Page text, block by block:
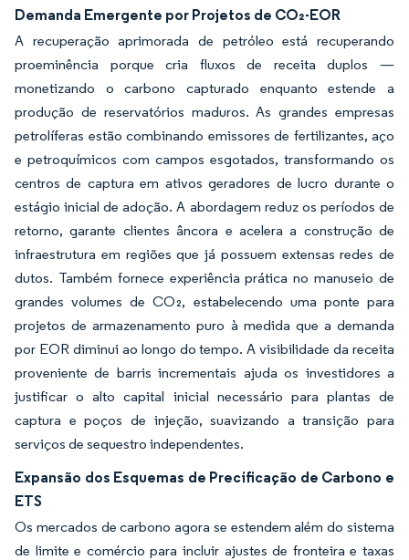
Demanda Emergente por Projetos de CO₂-EOR
A recuperação aprimorada de petróleo está recuperando
proeminência porque cria fluxos de receita duplos —
monetizando o carbono capturado enquanto estende a
produção de reservatórios maduros. As grandes empresas
petrolíferas estão combinando emissores de fertilizantes, aço
e petroquímicos com campos esgotados, transformando os
centros de captura em ativos geradores de lucro durante o
estágio inicial de adoção. A abordagem reduz os períodos de
retorno, garante clientes âncora e acelera a construção de
infraestrutura em regiões que já possuem extensas redes de
dutos. Também fornece experiência prática no manuseio de
grandes volumes de CO₂, estabelecendo uma ponte para
projetos de armazenamento puro à medida que a demanda
por EOR diminui ao longo do tempo. A visibilidade da receita
proveniente de barris incrementais ajuda os investidores a
justificar o alto capital inicial necessário para plantas de
captura e poços de injeção, suavizando a transição para
serviços de sequestro independentes.
Expansão dos Esquemas de Precificação de Carbono e
ETS
Os mercados de carbono agora se estendem além do sistema
de limite e comércio para incluir ajustes de fronteira e taxas